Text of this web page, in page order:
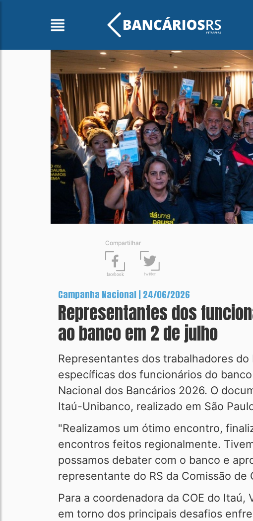
Compartilhar
facebook twitter
Campanha Nacional | 24/06/2026
Representantes dos
ao banco em 2 de julho
Representantes dos trabalhadores
específicas dos funcionários do
Nacional dos Bancários 2026. O
Itaú-Unibanco, realizado em São
"Realizamos um ótimo encontro,
encontros feitos regionalmente.
possamos debater com o banco e
representante do RS da Comissão de
Para a coordenadora da COE do
em torno dos principais desafios